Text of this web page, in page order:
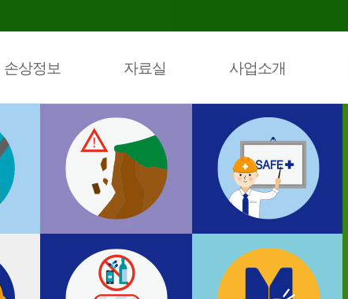
손상정보 자료실 사업소개